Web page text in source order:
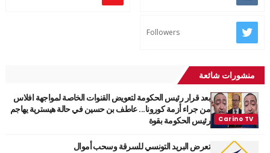
Followers
منشورات شائعة
بعد قرار رئيس الحكومة لتعويض القنوات الخاصة لمواجهة افلاس
من جراء أزمة كورونا... عاطف بن حسين في حالة هيسترية يهاجم
رئيس الحكومة بقوة
تعرض البريد التونسي للسرقة وسحب أموال